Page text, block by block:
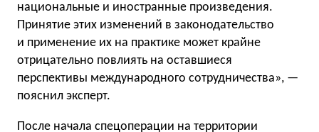
национальные и иностранные произведения.
Принятие этих изменений в законодательство
и применение их на практике может крайне
отрицательно повлиять на оставшиеся
перспективы международного сотрудничества», —
пояснил эксперт.
После начала спецоперации на территории